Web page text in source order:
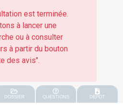
est terminée.
à lancer une
ou à consulter
à partir du bouton
des avis".
DOSSIER QUESTIONS DEPOT